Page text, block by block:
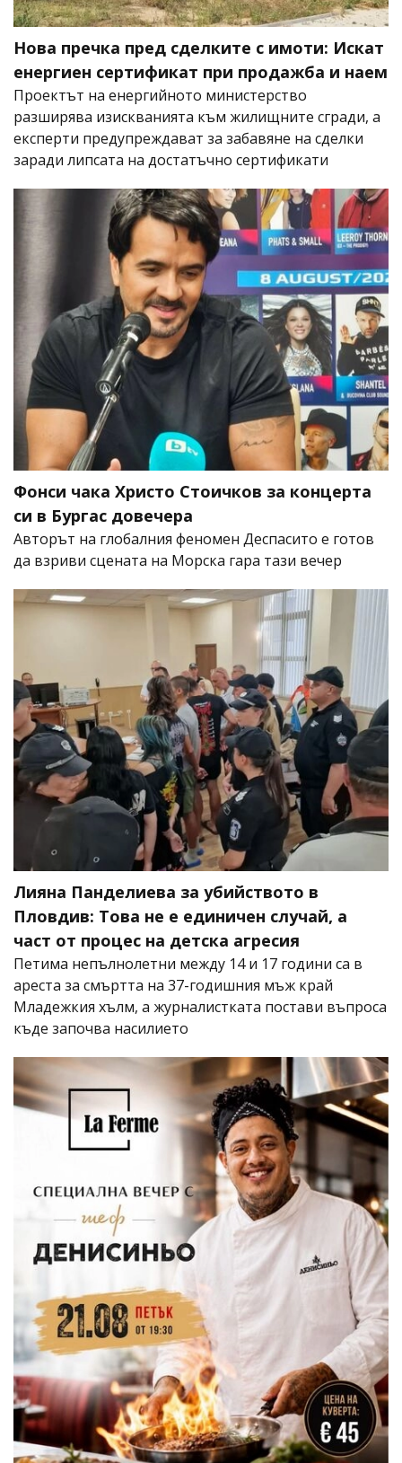
Нова пречка пред сделките с имоти: Искат
енергиен сертификат при продажба и наем
Проектът на енергийното министерство
разширява изискванията към жилищните сгради, а
експерти предупреждават за забавяне на сделки
заради липсата на достатъчно сертификати
Фонси чака Христо Стоичков за концерта
си в Бургас довечера
Авторът на глобалния феномен Деспасито е готов
да взриви сцената на Морска гара тази вечер
Лияна Панделиева за убийството в
Пловдив: Това не е единичен случай, а
част от процес на детска агресия
Петима непълнолетни между 14 и 17 години са в
ареста за смъртта на 37-годишния мъж край
Младежкия хълм, а журналистката постави въпроса
къде започва насилието